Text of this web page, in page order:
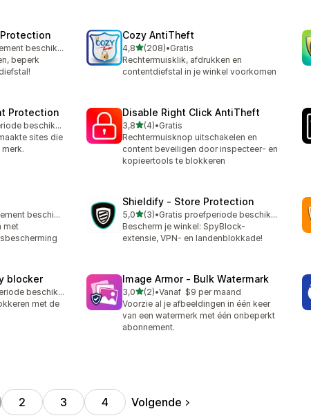
Gratis abonnement beschikbaar
beperk
Cozy AntiTheft
4,8van 5 sterren
(208)
208 recensies in totaal
•Gratis
Rechtermuisklik, afdrukken en
contentdiefstal in je winkel voorkomen
Protection
Gratis proefperiode beschikbaar
sites die
Disable Right Click AntiTheft
3,8van 5 sterren
(4)
4 recensies in totaal
•Gratis
Rechtermuisknop uitschakelen en
content beveiligen door inspecteer- en
kopieertools te blokkeren
Gratis abonnement beschikbaar
met
Shieldify ‑ Store Protection
5,0van 5 sterren
(3)
3 recensies in totaal
•
Gratis proefperiode beschikbaar
Bescherm je winkel: SpyBlock-
extensie, VPN- en landenblokkade!
blocker
Gratis proefperiode beschikbaar
met de
Image Armor ‑ Bulk Watermark
3,0van 5 sterren
(2)
2 recensies in totaal
•Vanaf $9 per maand
Voorzie al je afbeeldingen in één keer
van een watermerk met één onbeperkt
abonnement.
2 3 4 Volgende